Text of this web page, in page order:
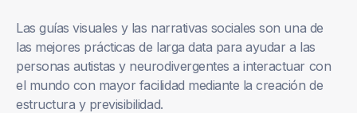
Las guías visuales y las narrativas sociales son una de
las mejores prácticas de larga data para ayudar a las
personas autistas y neurodivergentes a interactuar con
el mundo con mayor facilidad mediante la creación de
estructura y previsibilidad.